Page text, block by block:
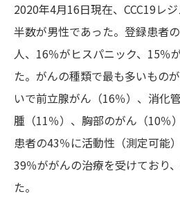
2020年4月16日現在、CCC19レ
半数が男性であった。登録患者
人、16％がヒスパニック、15％
た。がんの種類で最も多いもの
いで前立腺がん（16％）、消化
腫（11％）、胸部のがん（10％
患者の43％に活動性（測定可能
39％ががんの治療を受けており
た。